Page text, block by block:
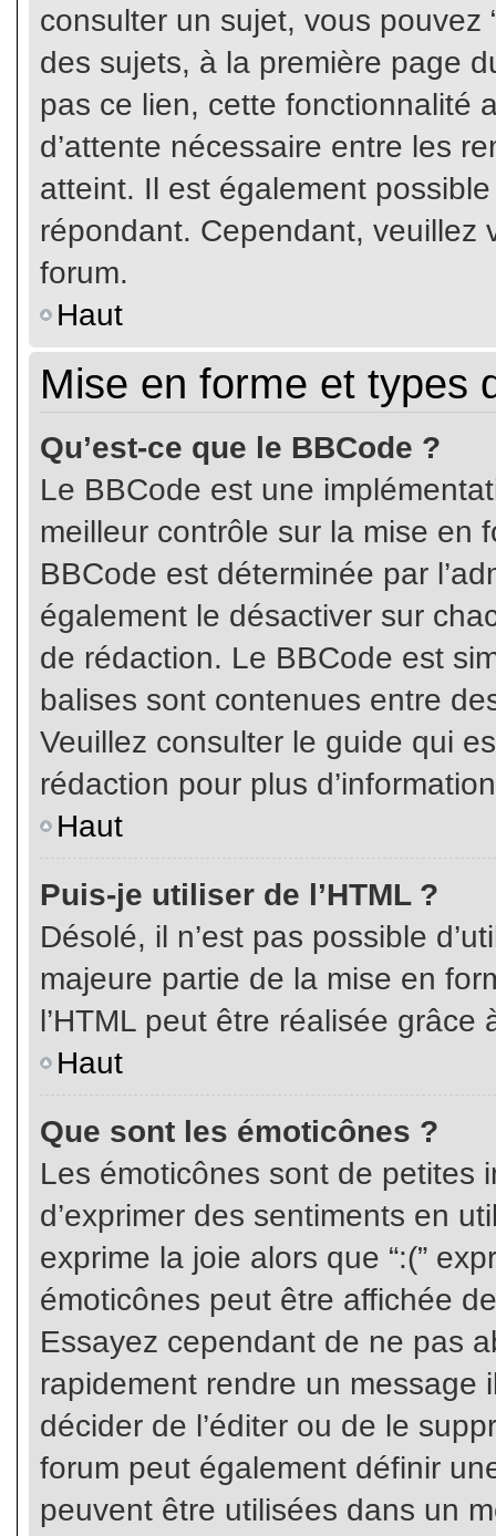
consulter un sujet, vous pouvez
des sujets, à la première page
pas ce lien, cette fonctionnalité
d’attente nécessaire entre les
atteint. Il est également
répondant. Cependant, veuillez
forum.
Haut
Mise en forme et types
Qu’est-ce que le BBCode ?
Le BBCode est une
meilleur contrôle sur la mise en
BBCode est déterminée par
également le désactiver sur
de rédaction. Le BBCode est
balises sont contenues entre
Veuillez consulter le guide qui
rédaction pour plus
Haut
Puis-je utiliser de l’HTML ?
Désolé, il n’est pas possible
majeure partie de la mise en
l’HTML peut être réalisée grâce
Haut
Que sont les émoticônes ?
Les émoticônes sont de petites
d’exprimer des sentiments en
exprime la joie alors que “:(”
émoticônes peut être affichée
Essayez cependant de ne pas
rapidement rendre un message
décider de l’éditer ou de le
forum peut également définir
peuvent être utilisées dans un